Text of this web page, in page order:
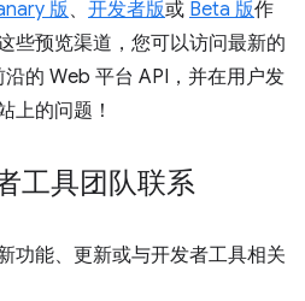
版、 开发者版或 Beta 版作
些预览渠道，您可以访问最新的
的 Web 平台 API，并在用户发
上的问题！
工具团队联系
功能、更新或与开发者工具相关